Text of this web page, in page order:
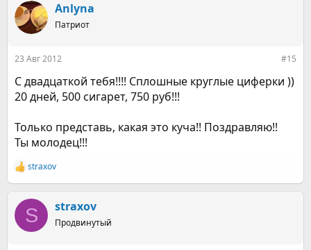
Anlyna
Патриот
23 Авг 2012 #15
С двадцаткой тебя!!!! Сплошные круглые циферки ))
20 дней, 500 сигарет, 750 руб!!!
Только представь, какая это куча!! Поздравляю!!
Ты молодец!!!
Р
е
к
ц
и
straxov
S straxov
Продвинутый